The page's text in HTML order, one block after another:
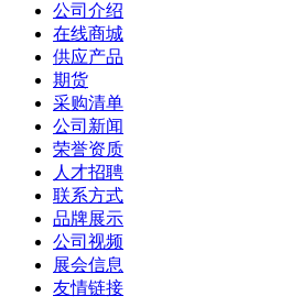
公司介绍
在线商城
供应产品
期货
采购清单
公司新闻
荣誉资质
人才招聘
联系方式
品牌展示
公司视频
展会信息
友情链接